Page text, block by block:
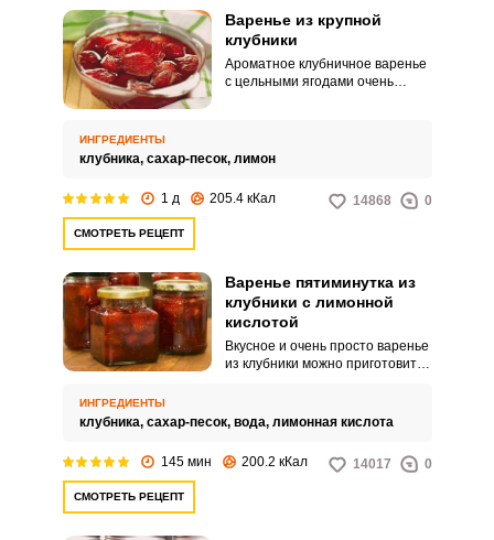
Варенье из крупной
клубники
Ароматное клубничное варенье
с цельными ягодами очень
ягоды, очень вкусное, оно еще и
полезно для нашего организма.
ИНГРЕДИЕНТЫ
клубника, сахар-песок, лимон
1 д 205.4 кКал 14868 0
СМОТРЕТЬ РЕЦЕПТ
Варенье пятиминутка из
клубники с лимонной
кислотой
Вкусное и очень просто варенье
из клубники можно приготовить
перед готовкой оставляем ягоды
ИНГРЕДИЕНТЫ
клубника, сахар-песок, вода, лимонная кислота
145 мин 200.2 кКал 14017 0
СМОТРЕТЬ РЕЦЕПТ